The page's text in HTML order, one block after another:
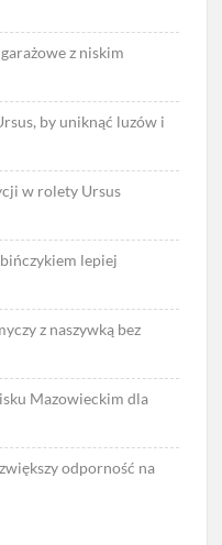
z niskim
by uniknąć luzów i
w rolety Ursus
lepiej
z naszywką bez
Mazowieckim dla
odporność na